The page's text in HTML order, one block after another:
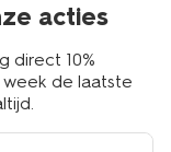
acties
direct 10%
de laatste